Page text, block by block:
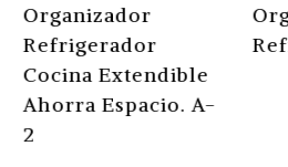
Organizador
Refrigerador
Cocina Extendible
Ahorra Espacio. A-
2